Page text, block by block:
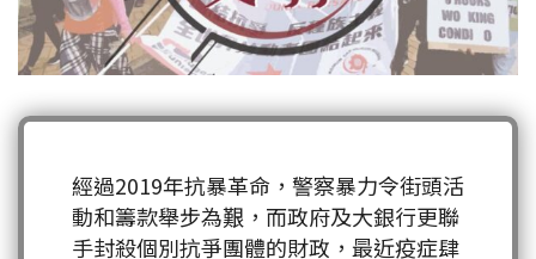
經過2019年抗暴革命，警察暴力令街頭活
動和籌款舉步為艱，而政府及大銀行更聯
手封殺個別抗爭團體的財政，最近疫症肆